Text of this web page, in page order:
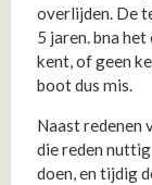
overlijden. De
5 jaren. bna
kent, of geen
boot dus mis.
Naast redenen
die reden
doen, en tijdig